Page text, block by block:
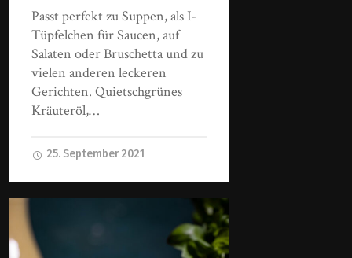
Passt perfekt zu Suppen, als I-
Tüpfelchen für Saucen, auf
Salaten oder Bruschetta und zu
vielen anderen leckeren
Gerichten. Quietschgrünes
Kräuteröl,…
25. September 2021